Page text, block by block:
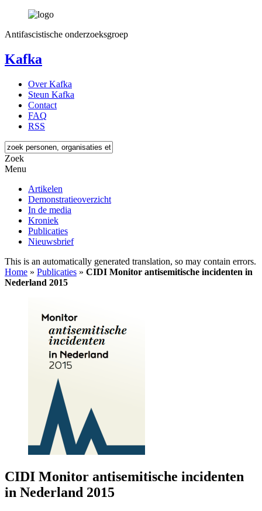
Antifascistische onderzoeksgroep
Kafka
Over Kafka
Steun Kafka
Contact
FAQ
RSS
Zoek
Menu
Artikelen
Demonstratieoverzicht
In de media
Kroniek
Publicaties
Nieuwsbrief
This is an automatically generated translation, so may contain errors.
Home » Publicaties » CIDI Monitor antisemitische incidenten in
Nederland 2015
CIDI Monitor antisemitische incidenten
in Nederland 2015